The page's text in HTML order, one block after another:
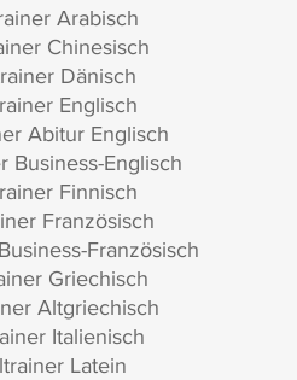
Arabisch
Chinesisch
Dänisch
Englisch
Abitur Englisch
Business-Englisch
Finnisch
Französisch
Französisch
Griechisch
Altgriechisch
Italienisch
Latein